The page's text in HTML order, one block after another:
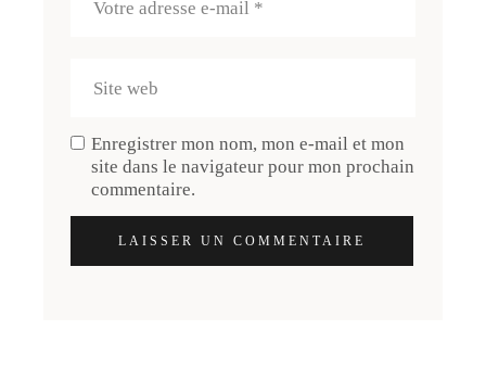
Enregistrer mon nom, mon e-mail et mon
site dans le navigateur pour mon prochain
commentaire.
LAISSER UN COMMENTAIRE